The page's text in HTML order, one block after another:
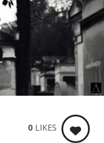
0 LIKES